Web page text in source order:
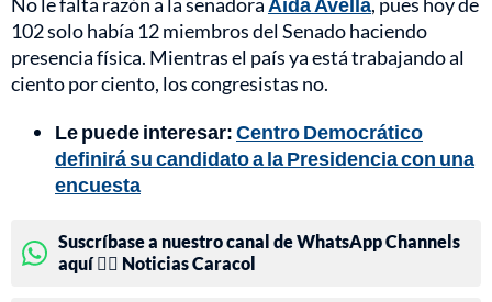
102 solo había 12 miembros del Senado haciendo
presencia física. Mientras el país ya está trabajando al
ciento por ciento, los congresistas no.
Le puede interesar:Centro Democrático
definirá su candidato a la Presidencia con una
encuesta
Suscríbase a nuestro canal de WhatsApp Channels
aquí 👉🏻 Noticias Caracol